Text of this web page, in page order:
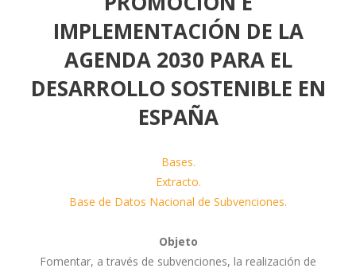
IMPLEMENTACIÓN DE LA
AGENDA 2030 PARA EL
DESARROLLO SOSTENIBLE EN
ESPAÑA
Bases.
Extracto.
Base de Datos Nacional de Subvenciones.
Objeto
Fomentar, a través de subvenciones, la realización de